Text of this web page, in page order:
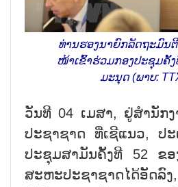
ທ່ານຮອງນາຍົກລັດຖະມົນຕີ
ໜ້າເຂົ້າຮ່ວມກອງປະຊຸມຄັ້ງ
ມະນຸດ (ພາບ:
ວັນທີ 04 ເມສາ, ຢູ່ສຳນັກ
ປະຊາຊາດ ທີ່ເຊີແນວ, ປ
ປະຊຸມສາມັນຄັ້ງທີ 52 ຂອ
ສະຫະປະຊາຊາດໄດ້ອັດລົ